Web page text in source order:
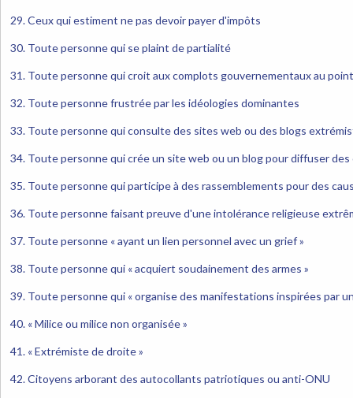
29. Ceux qui estiment ne pas devoir payer d'impôts
30. Toute personne qui se plaint de partialité
31. Toute personne qui croit aux complots gouvernementaux au
32. Toute personne frustrée par les idéologies dominantes
33. Toute personne qui consulte des sites web ou des blogs
34. Toute personne qui crée un site web ou un blog pour diffuser
35. Toute personne qui participe à des rassemblements pour des
36. Toute personne faisant preuve d'une intolérance religieuse
37. Toute personne « ayant un lien personnel avec un grief »
38. Toute personne qui « acquiert soudainement des armes »
39. Toute personne qui « organise des manifestations inspirées par
40. « Milice ou milice non organisée »
41. « Extrémiste de droite »
42. Citoyens arborant des autocollants patriotiques ou anti-ONU